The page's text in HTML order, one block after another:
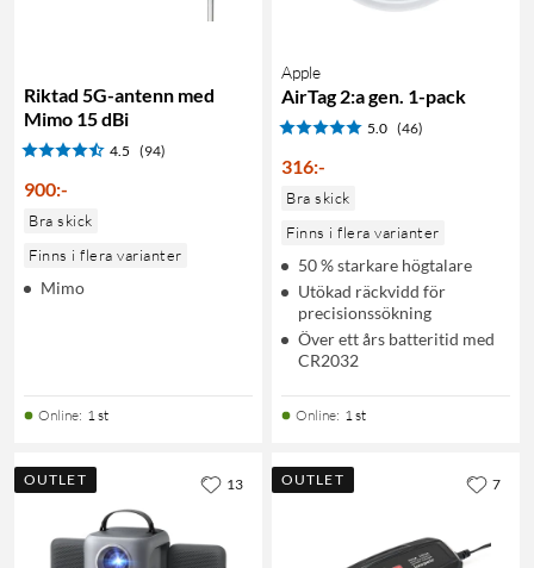
Riktad 5G-antenn med
Mimo 15 dBi
4.5 (94)
900:-
Bra skick
Finns i flera varianter
Mimo
Online: 1 st
Apple
AirTag 2:a gen. 1-pack
5.0 (46)
316:-
Bra skick
Finns i flera varianter
50 % starkare högtalare
Utökad räckvidd för
precisionssökning
Över ett års batteritid med
CR2032
Online: 1 st
OUTLET 13 OUTLET 7